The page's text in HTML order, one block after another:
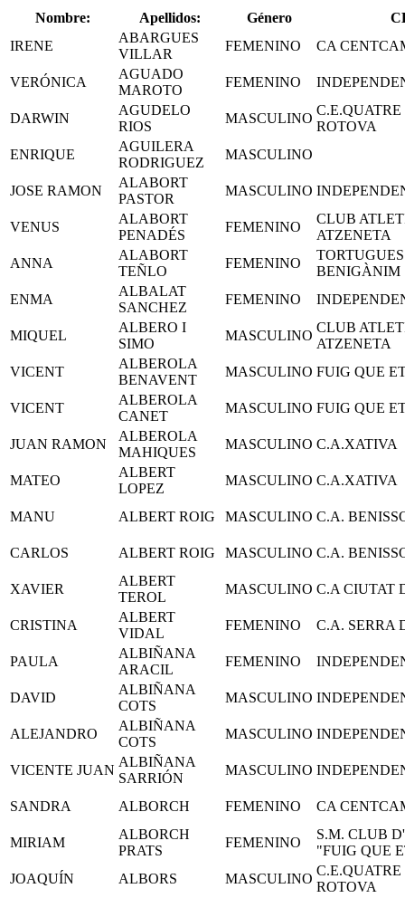
Nombre: Apellidos: Género
IRENE
ABARGUES
VILLAR
FEMENINO CA
VERÓNICA
AGUADO
MAROTO
FEMENINO
DARWIN
AGUDELO
RIOS
MASCULINO
C.E.QUATRE
ROTOVA
ENRIQUE
AGUILERA
RODRIGUEZ
MASCULINO
JOSE RAMON
ALABORT
PASTOR
MASCULINO
VENUS
ALABORT
PENADÉS
FEMENINO
CLUB
ATZENETA
ANNA
ALABORT
TEÑLO
FEMENINO
BENIGÀNIM
ENMA
ALBALAT
SANCHEZ
FEMENINO
MIQUEL
ALBERO I
SIMO
MASCULINO
CLUB
ATZENETA
VICENT
ALBEROLA
BENAVENT
MASCULINO FUIG QUE
VICENT
ALBEROLA
CANET
MASCULINO FUIG QUE
JUAN RAMON
ALBEROLA
MAHIQUES
MASCULINO C.A.XATIVA
MATEO
ALBERT
LOPEZ
MASCULINO C.A.XATIVA
MANU ALBERT ROIG MASCULINO C.A.
CARLOS ALBERT ROIG MASCULINO C.A.
XAVIER
ALBERT
TEROL
MASCULINO C.A CIUTAT
CRISTINA
ALBERT
VIDAL
FEMENINO C.A. SERRA
PAULA
ALBIÑANA
ARACIL
FEMENINO
DAVID
ALBIÑANA
COTS
MASCULINO
ALEJANDRO
ALBIÑANA
COTS
MASCULINO
VICENTE JUAN
ALBIÑANA
SARRIÓN
MASCULINO
SANDRA ALBORCH FEMENINO CA
MIRIAM
ALBORCH
PRATS
FEMENINO
S.M. CLUB
"FUIG QUE
JOAQUÍN
ALBORS MASCULINO
C.E.QUATRE
ROTOVA